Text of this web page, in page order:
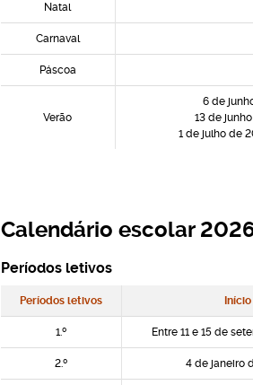
Natal
Carnaval
Páscoa
Verão
6 de
13 de
1 de julho de
Calendário escolar
Períodos letivos
Períodos letivos Início
1.º Entre 11 e 15 de
2.º 4 de janeiro